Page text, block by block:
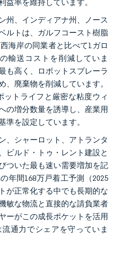
益率を維持しています。
州、インディアナ州、ノース
ルトは、ガルフコースト樹脂
海岸の同業者と比べて1ガロ
輸送コストを削減していま
も高く、ロボットスプレーラ
、廃棄物を削減しています。
ットライフと厳密な粘度ウィ
の増分数量を誘導し、産業用
準を設定しています。
、シャーロット、アトランタ
ビルド・トゥ・レント建設と
ついた最も速い需要増加を記
年間168万戸着工予測（2025
が正常化する中でも長期的な
敏な物流と直接的な請負業者
ーがこの成長ポケットを活用
通力でシェアを守っていま